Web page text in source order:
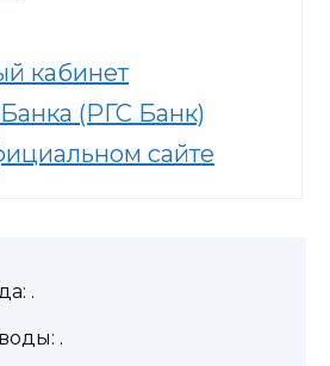
кабинет
(РГС Банк)
сайте
.
.